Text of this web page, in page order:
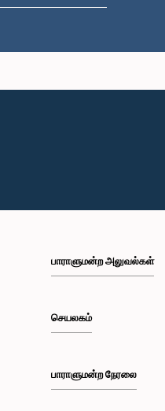
பாராளுமன்ற அலுவல்கள்
செயலகம்
பாராளுமன்ற நேரலை